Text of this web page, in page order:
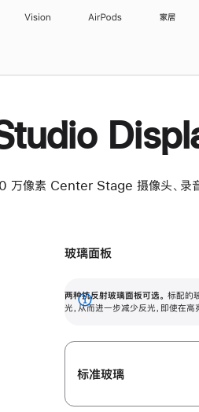
Vision AirPods 家居
像素 Center Stage 摄像头、录音
亮光源的场所使用，也能保持出色画质
玻璃面板
两种抗反射玻璃面板可选。 标配的
光，从而进一步减少反光，即使在
展
标准玻璃